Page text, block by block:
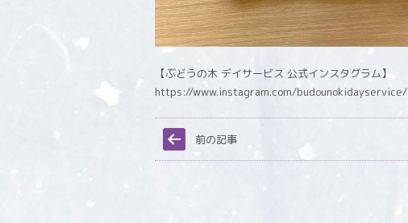
【ぶどうの木 デイサービス 公式インスタグラム】
https://www.instagram.com/budounokidayservice/
前の記事